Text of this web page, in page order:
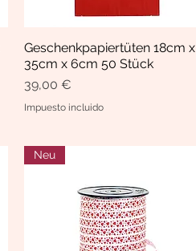
Vista rápida
Geschenkpapiertüten 18cm x
35cm x 6cm 50 Stück
Precio
39,00 €
Impuesto incluido
Neu